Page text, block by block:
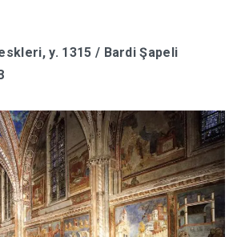
y. 1315 / Bardi Şapeli